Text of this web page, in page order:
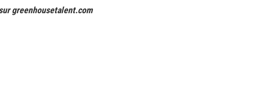
greenhousetalent.com